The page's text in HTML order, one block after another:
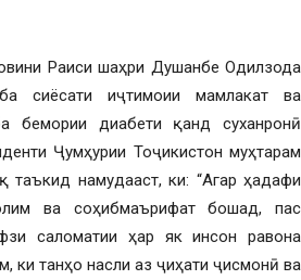
Раиси шаҳри Душанбе Одилзода
сиёсати иҷтимоии мамлакат ва
бемории диабети қанд суханронӣ
Ҷумҳурии Тоҷикистон муҳтарам
таъкид намудааст, ки: “Агар ҳадафи
ва соҳибмаърифат бошад, пас
саломатии ҳар як инсон равона
ки танҳо насли аз ҷиҳати ҷисмонӣ ва